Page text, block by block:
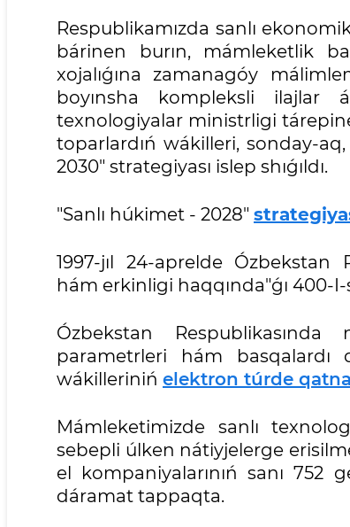
Respublikamızda sanlı
bárinen burın, mámleketlik
xojalıǵına zamanagóy
boyınsha kompleksli ilajlar
texnologiyalar ministrligi
toparlardıń wákilleri, sonday-
2030" strategiyası islep shıǵıldı.
"Sanlı húkimet - 2028"
1997-jıl 24-aprelde Ózbekstan
hám erkinligi haqqında"ǵı 400-I-
Ózbekstan
parametrleri hám
wákilleriniń elektron túrde
Mámleketimizde sanlı
sebepli úlken nátiyjelerge
el kompaniyalarınıń sanı
dáramat tappaqta.